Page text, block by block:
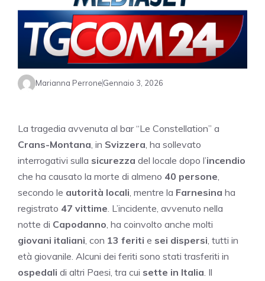
Marianna PerroneGennaio 3, 2026
La tragedia avvenuta al bar “Le Constellation” a
Crans-Montana , in Svizzera , ha sollevato
interrogativi sulla sicurezza del locale dopo l’incendio
che ha causato la morte di almeno 40 persone
secondo le autorità locali , mentre la Farnesina ha
registrato 47 vittime . L’incidente, avvenuto nella
notte di Capodanno , ha coinvolto anche molti
giovani italiani , con 13 feriti e sei dispersi , tutti in
età giovanile. Alcuni dei feriti sono stati trasferiti in
ospedali di altri Paesi, tra cui sette in Italia . Il